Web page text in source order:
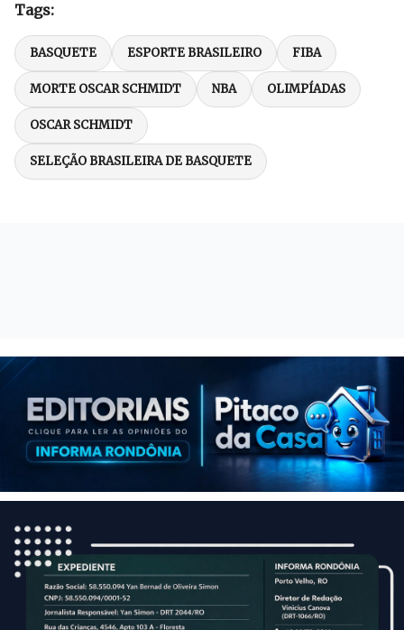
Tags:
BASQUETE ESPORTE BRASILEIRO FIBA
MORTE OSCAR SCHMIDT NBA OLIMPÍADAS
OSCAR SCHMIDT
SELEÇÃO BRASILEIRA DE BASQUETE